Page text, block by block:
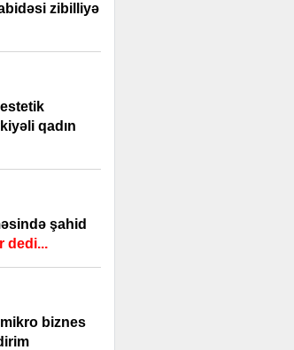
zibilliyə
qadın
şahid
dedi...
biznes